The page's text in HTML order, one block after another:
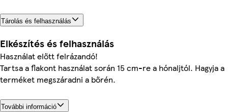
Tárolás és felhasználás
Elkészítés és felhasználás
Használat előtt felrázandó!
Tartsa a flakont használat során 15 cm-re a hónaljtól. Hagyja a
terméket megszáradni a bőrén.
További információ